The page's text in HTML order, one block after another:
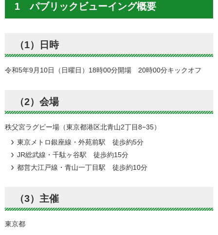
1 パブリックビューイング概要
（1）日時
令和5年9月10日（日曜日）18時00分開場 20時00分キックオフ
（2）会場
秩父宮ラグビー場（東京都港区北青山2丁目8−35）
東京メトロ銀座線・外苑前駅 徒歩約5分
JR総武線・千駄ヶ谷駅 徒歩約15分
都営大江戸線・青山一丁目駅 徒歩約10分
（3）主催
東京都